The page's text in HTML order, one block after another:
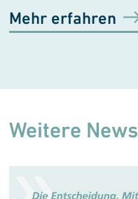
Mehr erfahren
Weitere News